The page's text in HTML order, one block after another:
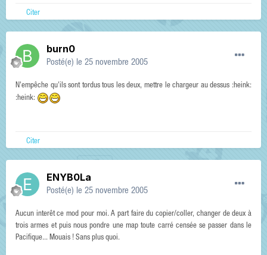
Citer
burn0
Posté(e) le 25 novembre 2005
N'empêche qu'ils sont tordus tous les deux, mettre le chargeur au dessus :heink:
:heink:
Citer
ENYB0La
Posté(e) le 25 novembre 2005
Aucun interêt ce mod pour moi. A part faire du copier/coller, changer de deux à
trois armes et puis nous pondre une map toute carré censée se passer dans le
Pacifique... Mouais ! Sans plus quoi.